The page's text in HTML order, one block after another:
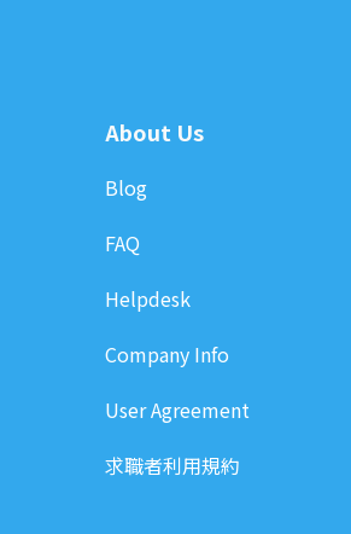
About Us
Blog
FAQ
Helpdesk
Company Info
User Agreement
求職者利用規約